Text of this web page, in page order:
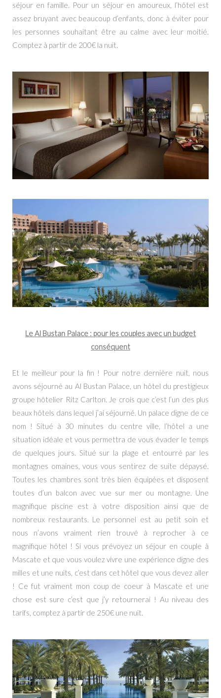
séjour en famille. Pour un séjour en amoureux, l’hôtel est
assez bruyant avec beaucoup d’enfants, donc à éviter pour
les personnes souhaitant être au calme avec leur moitié.
Comptez à partir de 200€ la nuit.
Le Al Bustan Palace : pour les couples avec un budget
conséquent
Et le meilleur pour la fin ! Pour notre dernière nuit, nous
avons séjourné au Al Bustan Palace, un hôtel du prestigieux
groupe hôtelier Ritz Carlton. Je crois que c’est l’un des plus
beaux hôtels dans lequel j’ai séjourné. Un palace digne de ce
nom ! Situé à 30 minutes du centre ville, l’hôtel a une
situation idéale et vous permettra de vous évader le temps
de quelques jours. Situé sur la plage et entourré par les
montagnes omaines, vous vous sentirez de suite dépaysé.
Toutes les chambres sont très bien équipées et disposent
toutes d’un balcon avec vue sur mer ou montagne. Une
magnifique piscine est à votre disposition ainsi que de
nombreux restaurants. Le personnel est au petit soin et
nous n’avons vraiment rien trouvé à reprocher à ce
magnifique hôtel ! Si vous prévoyez un séjour en couple à
Mascate et que vous voulez vivre une expérience digne des
milles et une nuits, c’est dans cet hôtel que vous devez aller
! Ce fut vraiment mon coup de coeur à Mascate et une
chose est sure c’est que j’y retournerai ! Au niveau des
tarifs, comptez à partir de 250€ une nuit.